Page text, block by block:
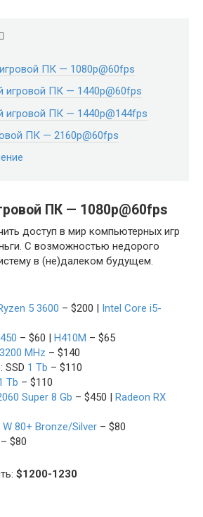
ПК — 1080p@60fps
игровой ПК — 1440p@60fps
игровой ПК — 1440p@144fps
ПК — 2160p@60fps
ПК — 1080p@60fps
доступ в мир компьютерных игр
С возможностью недорого
в (не)далеком будущем.
5 3600 – $200 | Intel Core i5-
– $60 | H410M – $65
MHz – $140
SSD 1 Tb – $110
Tb – $110
Super 8 Gb – $450 | Radeon RX
W 80+ Bronze/Silver – $80
– $80
$1200-1230